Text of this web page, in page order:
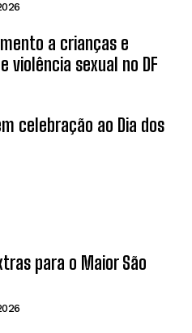
a crianças e
violência sexual no DF
celebração ao Dia dos
para o Maior São